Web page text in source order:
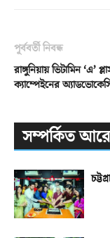
পূর্ববর্তী নিবন্ধ
রাঙ্গুনিয়ায় ভিটামিন ‘এ’
ক্যাম্পেইনের
সম্পর্কিত